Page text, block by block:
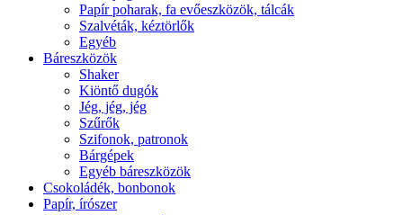
Papír poharak, fa evőeszközök, tálcák
Szalvéták, kéztörlők
Egyéb
Báreszközök
Shaker
Kiöntő dugók
Jég, jég, jég
Szűrők
Szifonok, patronok
Bárgépek
Egyéb báreszközök
Csokoládék, bonbonok
Papír, írószer